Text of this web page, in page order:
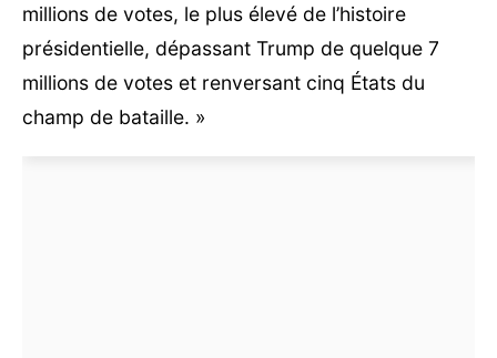
millions de votes, le plus élevé de l’histoire
présidentielle, dépassant Trump de quelque 7
millions de votes et renversant cinq États du
champ de bataille. »